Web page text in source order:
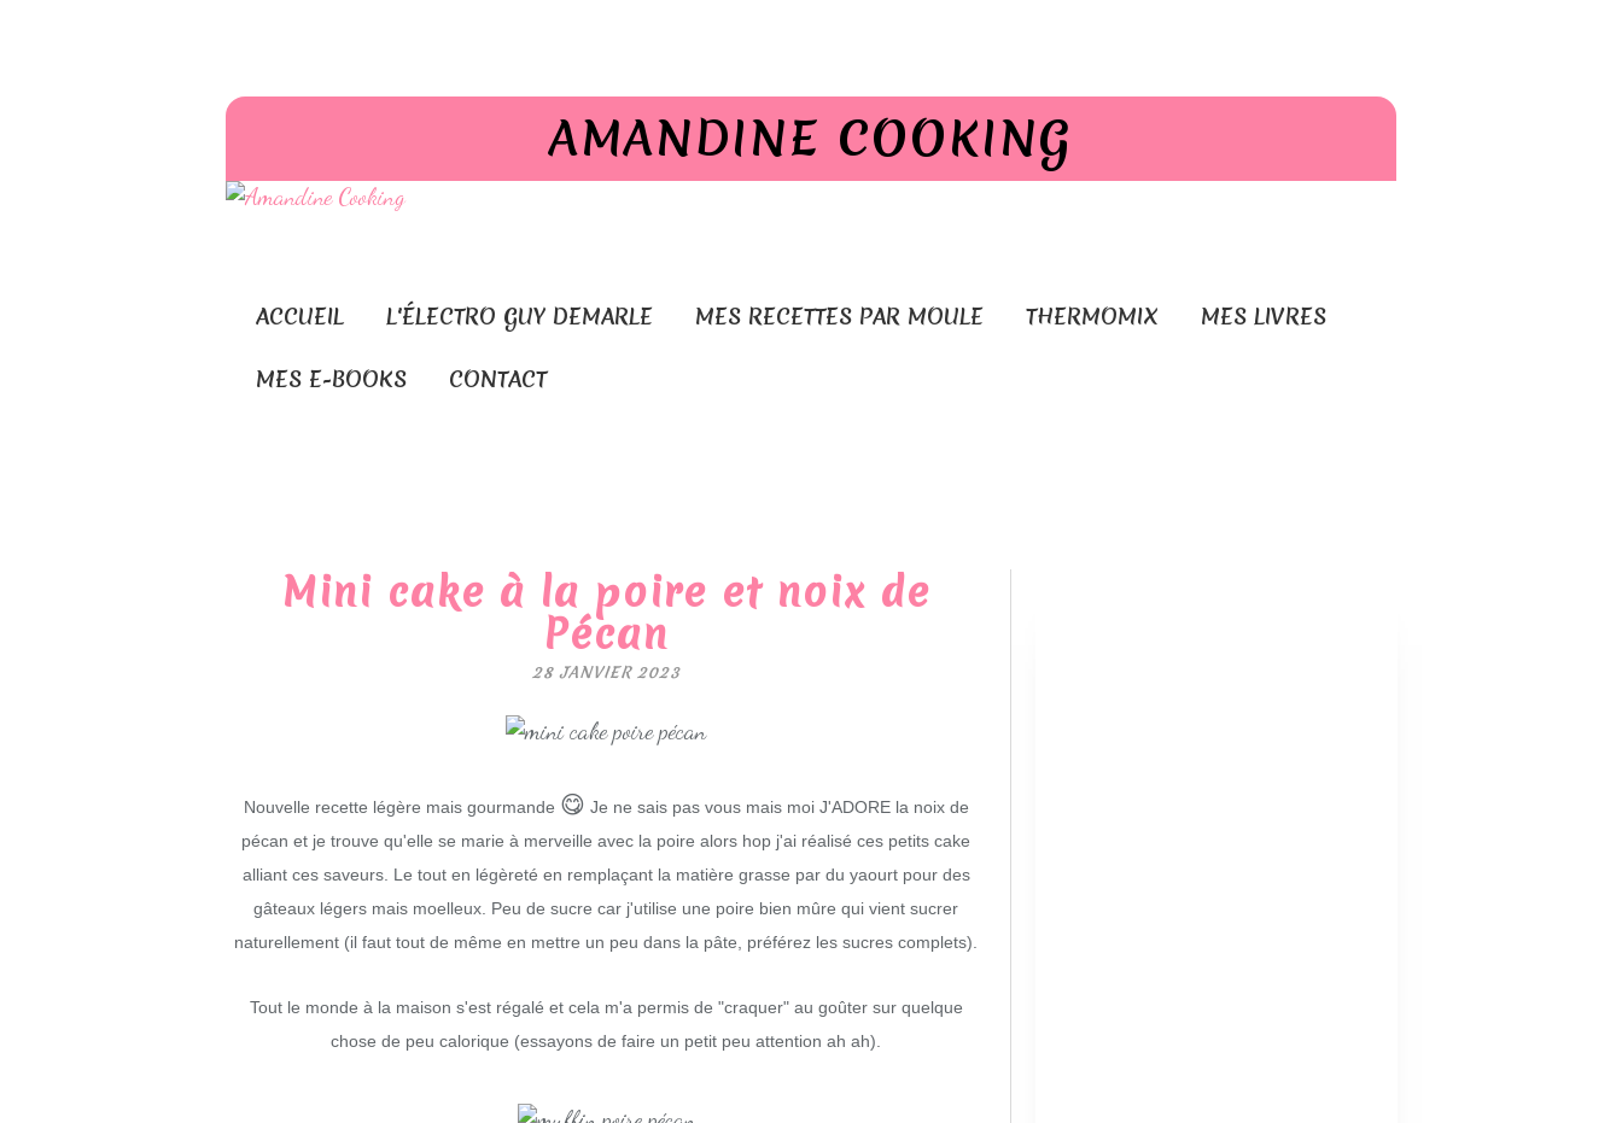
AMANDINE COOKING
ACCUEIL L'ÉLECTRO GUY DEMARLE MES RECETTES PAR MOULE THERMOMIX MES LIVRES
MES E-BOOKS CONTACT
Mini cake à la poire et noix de
Pécan
28 JANVIER 2023
Nouvelle recette légère mais gourmande 😋 Je ne sais pas vous mais moi J'ADORE la noix de
pécan et je trouve qu'elle se marie à merveille avec la poire alors hop j'ai réalisé ces petits cake
alliant ces saveurs. Le tout en légèreté en remplaçant la matière grasse par du yaourt pour des
gâteaux légers mais moelleux. Peu de sucre car j'utilise une poire bien mûre qui vient sucrer
naturellement (il faut tout de même en mettre un peu dans la pâte, préférez les sucres complets).
Tout le monde à la maison s'est régalé et cela m'a permis de "craquer" au goûter sur quelque
chose de peu calorique (essayons de faire un petit peu attention ah ah).